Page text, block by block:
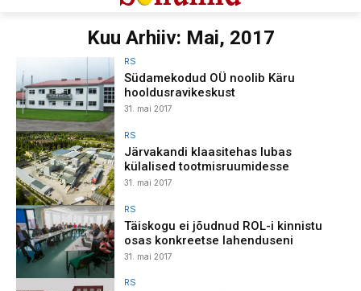
Kuu Arhiiv: Mai, 2017
RS
Südamekodud OÜ noolib Käru
hooldusravikeskust
31. mai 2017
RS
Järvakandi klaasitehas lubas
külalised tootmisruumidesse
31. mai 2017
RS
Täiskogu ei jõudnud ROL-i kinnistu
osas konkreetse lahenduseni
31. mai 2017
RS